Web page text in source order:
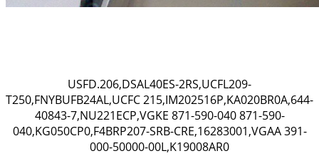
USFD.206,DSAL40ES-2RS,UCFL209-
T250,FNYBUFB24AL,UCFC 215,IM202516P,KA020BR0A,644-
40843-7,NU221ECP,VGKE 871-590-040 871-590-
040,KG050CP0,F4BRP207-SRB-CRE,16283001,VGAA 391-
000-50000-00L,K19008AR0